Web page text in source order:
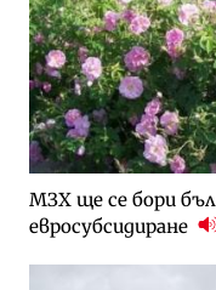
МЗХ ще се бори
евросубсидиране